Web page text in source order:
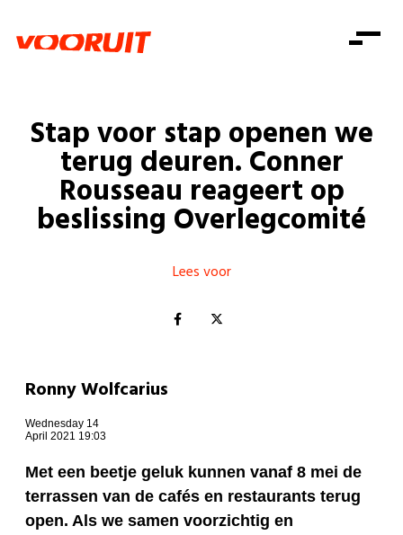
Zorg
Gelijke kansen
Welzijn
Kinderen en jongeren
Onze mensen
Standpunten
Vacatures
Doe mee
Doe mee
Word lid
Shop
Zoeken
Login
Login
Stap voor stap openen we
terug deuren. Conner
Rousseau reageert op
beslissing Overlegcomité
Lees voor
Ronny Wolfcarius
Wednesday 14
April 2021 19:03
Met een beetje geluk kunnen vanaf 8 mei de
terrassen van de cafés en restaurants terug
open. Als we samen voorzichtig en